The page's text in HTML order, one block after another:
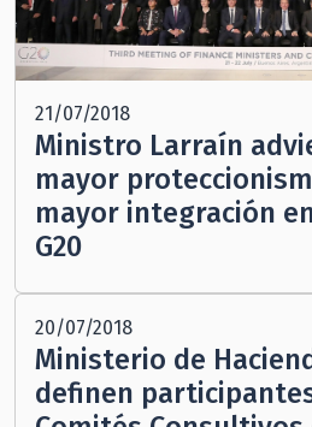
21/07/2018
Ministro Larraín
mayor
mayor integración
G20
20/07/2018
Ministerio de
definen